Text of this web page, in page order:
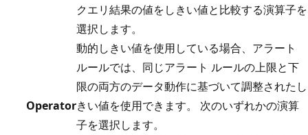
Operator
クエリ結果の値をしきい値と比較する演算子を
選択します。
動的しきい値を使用している場合、アラート
ルールでは、同じアラート ルールの上限と下
限の両方のデータ動作に基づいて調整されたし
きい値を使用できます。 次のいずれかの演算
子を選択します。